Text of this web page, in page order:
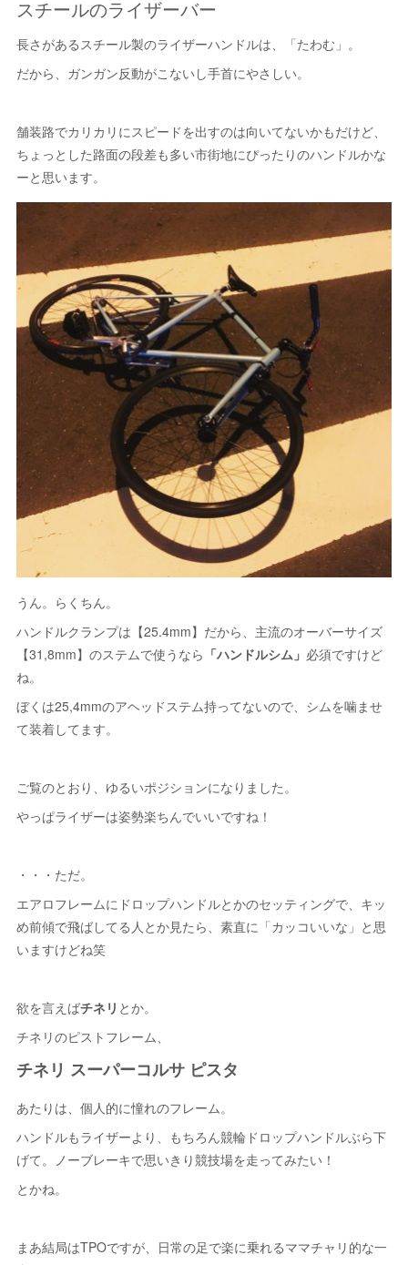
スチールのライザーバー
長さがあるスチール製のライザーハンドルは、「たわむ」。
だから、ガンガン反動がこないし手首にやさしい。
舗装路でカリカリにスピードを出すのは向いてないかもだけど、
ちょっとした路面の段差も多い市街地にぴったりのハンドルかな
ーと思います。
うん。らくちん。
ハンドルクランプは【25.4mm】だから、主流のオーバーサイズ
【31,8mm】のステムで使うなら 「ハンドルシム」 必須ですけど
ね。
ぼくは25,4mmのアヘッドステム持ってないので、シムを噛ませ
て装着してます。
ご覧のとおり、ゆるいポジションになりました。
やっぱライザーは姿勢楽ちんでいいですね！
・・・ただ。
エアロフレームにドロップハンドルとかのセッティングで、キッ
め前傾で飛ばしてる人とか見たら、素直に「カッコいいな」と思
いますけどね笑
欲を言えばチネリ とか。
チネリのピストフレーム、
チネリ スーパーコルサ ピスタ
あたりは、個人的に憧れのフレーム。
ハンドルもライザーより、もちろん競輪ドロップハンドルぶら下
げて。ノーブレーキで思いきり競技場を走ってみたい！
とかね。
まあ結局はTPOですが、日常の足で楽に乗れるママチャリ的な一